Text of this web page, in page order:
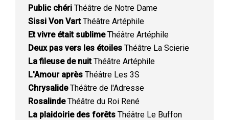
Public chéri Théâtre de Notre Dame
Sissi Von VartThéâtre Artéphile
Et vivre était sublimeThéâtre Artéphile
Deux pas vers les étoiles Théâtre La Scierie
La fileuse de nuitThéâtre Artéphile
L'Amour après Théâtre Les 3S
ChrysalideThéâtre de l'Adresse
RosalindeThéâtre du Roi René
La plaidoirie des forêts Théâtre Le Buffon